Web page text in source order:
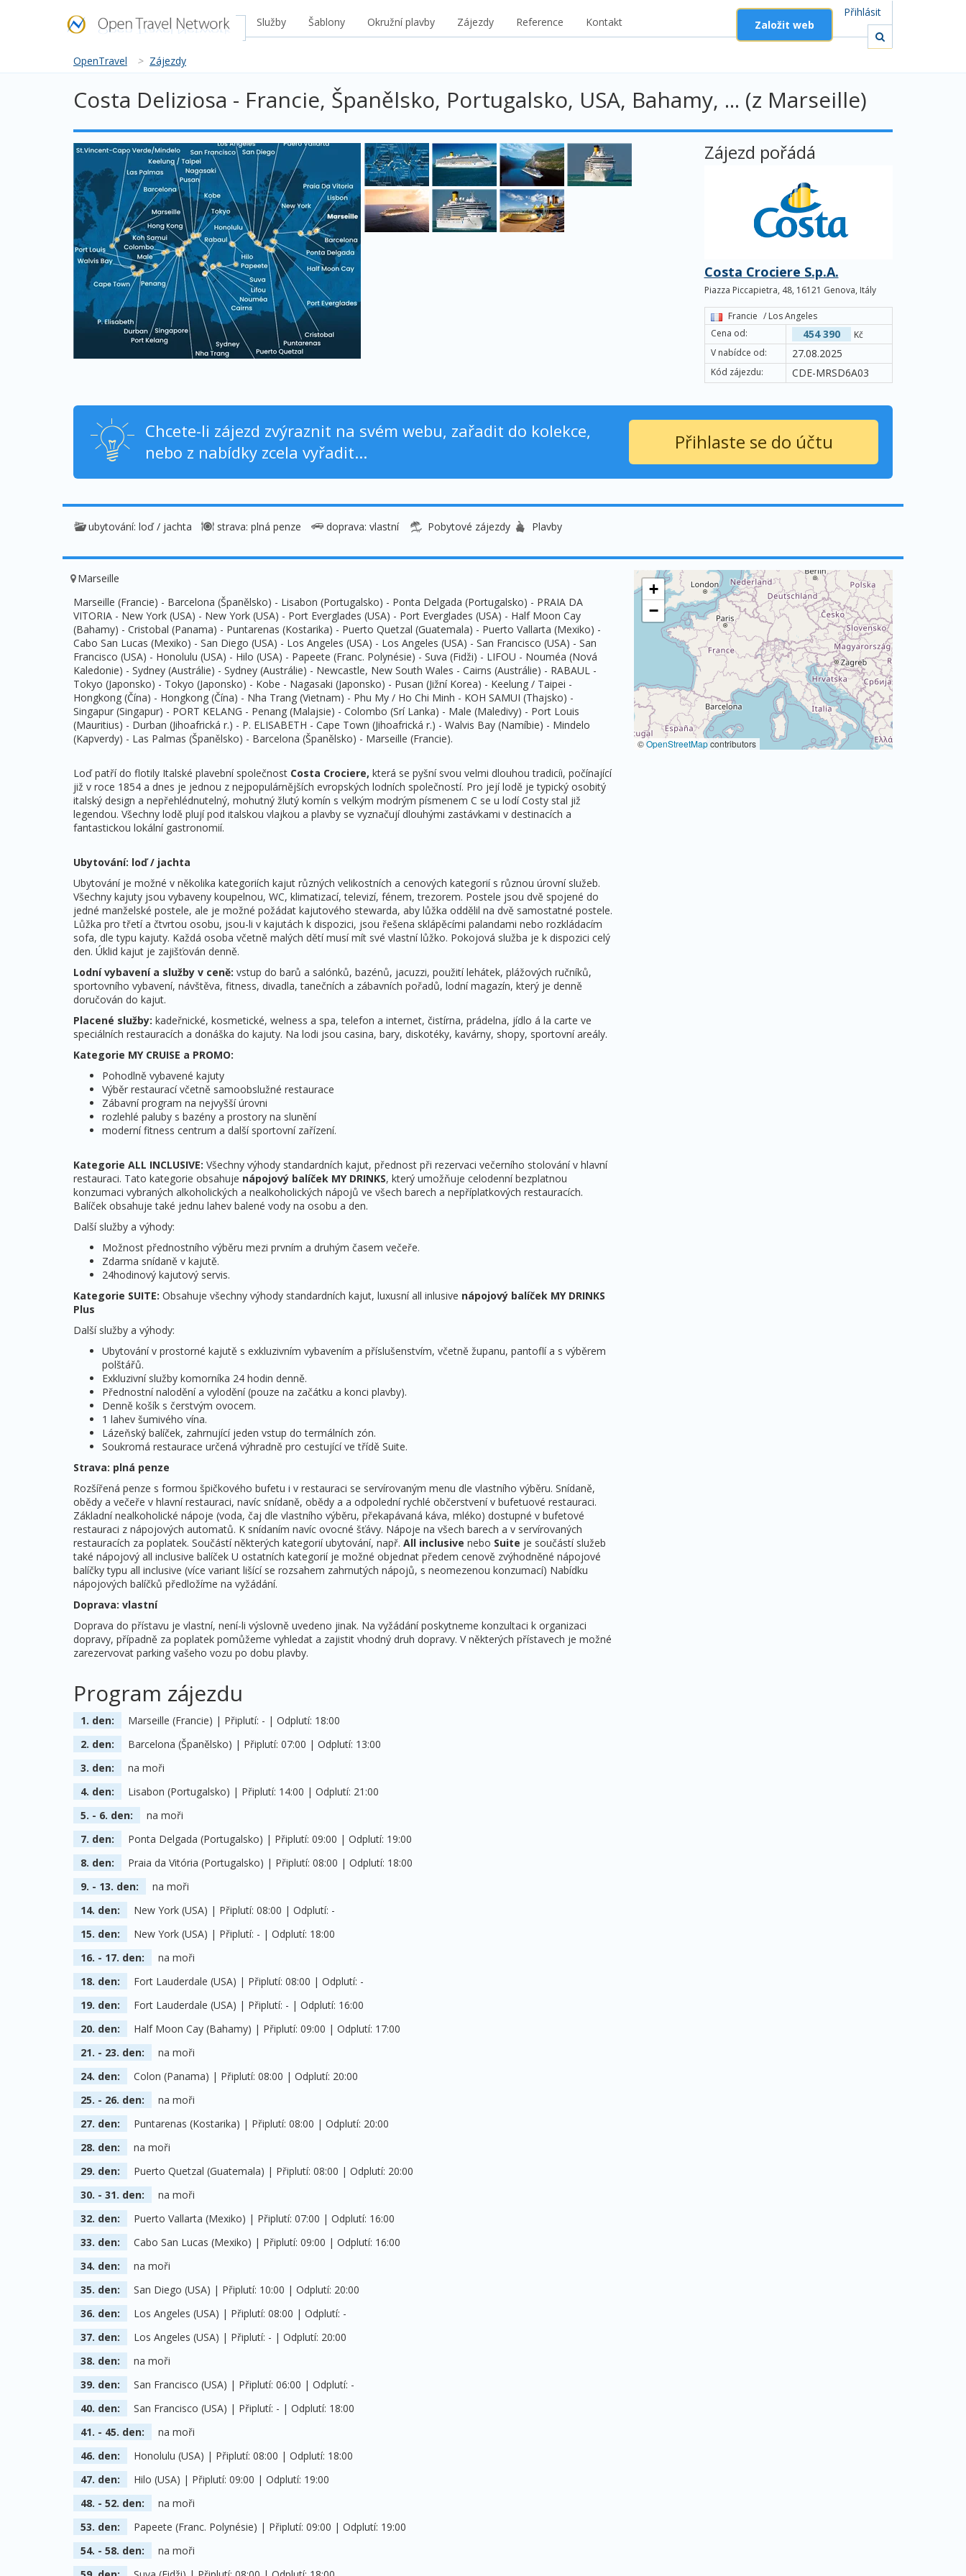
Přihlásit
Založit web
Služby Šablony Okružní plavby Zájezdy Reference Kontakt
OpenTravel > Zájezdy
Costa Deliziosa - Francie, Španělsko, Portugalsko, USA, Bahamy, ... (z Marseille)
Zájezd pořádá
Costa Crociere S.p.A.
Piazza Piccapietra, 48, 16121 Genova, Itály
Francie / Los Angeles
Cena od:
454 390 Kč
V nabídce od: 27.08.2025
Kód zájezdu: CDE-MRSD6A03
Chcete-li zájezd zvýraznit na svém webu, zařadit do kolekce,
nebo z nabídky zcela vyřadit...
Přihlaste se do účtu
ubytování: loď / jachta strava: plná penze doprava: vlastní Pobytové zájezdy Plavby
+
−
©OpenStreetMapcontributors
Marseille
Marseille (Francie) - Barcelona (Španělsko) - Lisabon (Portugalsko) - Ponta Delgada (Portugalsko) - PRAIA DA
VITORIA - New York (USA) - New York (USA) - Port Everglades (USA) - Port Everglades (USA) - Half Moon Cay
(Bahamy) - Cristobal (Panama) - Puntarenas (Kostarika) - Puerto Quetzal (Guatemala) - Puerto Vallarta (Mexiko) -
Cabo San Lucas (Mexiko) - San Diego (USA) - Los Angeles (USA) - Los Angeles (USA) - San Francisco (USA) - San
Francisco (USA) - Honolulu (USA) - Hilo (USA) - Papeete (Franc. Polynésie) - Suva (Fidži) - LIFOU - Nouméa (Nová
Kaledonie) - Sydney (Austrálie) - Sydney (Austrálie) - Newcastle, New South Wales - Cairns (Austrálie) - RABAUL -
Tokyo (Japonsko) - Tokyo (Japonsko) - Kobe - Nagasaki (Japonsko) - Pusan (Jižní Korea) - Keelung / Taipei -
Hongkong (Čína) - Hongkong (Čína) - Nha Trang (Vietnam) - Phu My / Ho Chi Minh - KOH SAMUI (Thajsko) -
Singapur (Singapur) - PORT KELANG - Penang (Malajsie) - Colombo (Srí Lanka) - Male (Maledivy) - Port Louis
(Mauritius) - Durban (Jihoafrická r.) - P. ELISABETH - Cape Town (Jihoafrická r.) - Walvis Bay (Namíbie) - Mindelo
(Kapverdy) - Las Palmas (Španělsko) - Barcelona (Španělsko) - Marseille (Francie).
Loď patří do flotily Italské plavební společnost Costa Crociere, která se pyšní svou velmi dlouhou tradicíi, počínající
již v roce 1854 a dnes je jednou z nejpopulárnějších evropských lodních společností. Pro její lodě je typický osobitý
italský design a nepřehlédnutelný, mohutný žlutý komín s velkým modrým písmenem C se u lodí Costy stal již
legendou. Všechny lodě plují pod italskou vlajkou a plavby se vyznačují dlouhými zastávkami v destinacích a
fantastickou lokální gastronomií.
Ubytování: loď / jachta
Ubytování je možné v několika kategoriích kajut různých velikostních a cenových kategorií s různou úrovní služeb.
Všechny kajuty jsou vybaveny koupelnou, WC, klimatizací, televizí, fénem, trezorem. Postele jsou dvě spojené do
jedné manželské postele, ale je možné požádat kajutového stewarda, aby lůžka oddělil na dvě samostatné postele.
Lůžka pro třetí a čtvrtou osobu, jsou-li v kajutách k dispozici, jsou řešena sklápěcími palandami nebo rozkládacím
sofa, dle typu kajuty. Každá osoba včetně malých dětí musí mít své vlastní lůžko. Pokojová služba je k dispozici celý
den. Úklid kajut je zajišťován denně.
Lodní vybavení a služby v ceně: vstup do barů a salónků, bazénů, jacuzzi, použití lehátek, plážových ručníků,
sportovního vybavení, návštěva, fitness, divadla, tanečních a zábavních pořadů, lodní magazín, který je denně
doručován do kajut.
Placené služby: kadeřnické, kosmetické, welness a spa, telefon a internet, čistírna, prádelna, jídlo á la carte ve
speciálních restauracích a donáška do kajuty. Na lodi jsou casina, bary, diskotéky, kavárny, shopy, sportovní areály.
Kategorie MY CRUISE a PROMO:
Pohodlně vybavené kajuty
Výběr restaurací včetně samoobslužné restaurace
Zábavní program na nejvyšší úrovni
rozlehlé paluby s bazény a prostory na slunění
moderní fitness centrum a další sportovní zařízení.
Kategorie ALL INCLUSIVE: Všechny výhody standardních kajut, přednost při rezervaci večerního stolování v hlavní
restauraci. Tato kategorie obsahuje nápojový balíček MY DRINKS, který umožňuje celodenní bezplatnou
konzumaci vybraných alkoholických a nealkoholických nápojů ve všech barech a nepříplatkových restauracích.
Balíček obsahuje také jednu lahev balené vody na osobu a den.
Další služby a výhody:
Možnost přednostního výběru mezi prvním a druhým časem večeře.
Zdarma snídaně v kajutě.
24hodinový kajutový servis.
Kategorie SUITE: Obsahuje všechny výhody standardních kajut, luxusní all inlusive nápojový balíček MY DRINKS
Plus
Další služby a výhody:
Ubytování v prostorné kajutě s exkluzivním vybavením a příslušenstvím, včetně županu, pantoflí a s výběrem
polštářů.
Exkluzivní služby komorníka 24 hodin denně.
Přednostní nalodění a vylodění (pouze na začátku a konci plavby).
Denně košík s čerstvým ovocem.
1 lahev šumivého vína.
Lázeňský balíček, zahrnující jeden vstup do termálních zón.
Soukromá restaurace určená výhradně pro cestující ve třídě Suite.
Strava: plná penze
Rozšířená penze s formou špičkového bufetu i v restauraci se servírovaným menu dle vlastního výběru. Snídaně,
obědy a večeře v hlavní restauraci, navíc snídaně, obědy a a odpolední rychlé občerstvení v bufetuové restauraci.
Základní nealkoholické nápoje (voda, čaj dle vlastního výběru, překapávaná káva, mléko) dostupné v bufetové
restauraci z nápojových automatů. K snídaním navíc ovocné šťávy. Nápoje na všech barech a v servírovaných
restauracích za poplatek. Součástí některých kategorií ubytování, např. All inclusive nebo Suite je součástí služeb
také nápojový all inclusive balíček U ostatních kategorií je možné objednat předem cenově zvýhodněné nápojové
balíčky typu all inclusive (více variant lišící se rozsahem zahrnutých nápojů, s neomezenou konzumací) Nabídku
nápojových balíčků předložíme na vyžádání.
Doprava: vlastní
Doprava do přístavu je vlastní, není-li výslovně uvedeno jinak. Na vyžádání poskytneme konzultaci k organizaci
dopravy, případně za poplatek pomůžeme vyhledat a zajistit vhodný druh dopravy. V některých přístavech je možné
zarezervovat parking vašeho vozu po dobu plavby.
Program zájezdu
1. den:
Marseille (Francie) | Připlutí: - | Odplutí: 18:00
2. den:
Barcelona (Španělsko) | Připlutí: 07:00 | Odplutí: 13:00
3. den:
na moři
4. den:
Lisabon (Portugalsko) | Připlutí: 14:00 | Odplutí: 21:00
5. - 6. den:
na moři
7. den:
Ponta Delgada (Portugalsko) | Připlutí: 09:00 | Odplutí: 19:00
8. den:
Praia da Vitória (Portugalsko) | Připlutí: 08:00 | Odplutí: 18:00
9. - 13. den:
na moři
14. den:
New York (USA) | Připlutí: 08:00 | Odplutí: -
15. den:
New York (USA) | Připlutí: - | Odplutí: 18:00
16. - 17. den:
na moři
18. den:
Fort Lauderdale (USA) | Připlutí: 08:00 | Odplutí: -
19. den:
Fort Lauderdale (USA) | Připlutí: - | Odplutí: 16:00
20. den:
Half Moon Cay (Bahamy) | Připlutí: 09:00 | Odplutí: 17:00
21. - 23. den:
na moři
24. den:
Colon (Panama) | Připlutí: 08:00 | Odplutí: 20:00
25. - 26. den:
na moři
27. den:
Puntarenas (Kostarika) | Připlutí: 08:00 | Odplutí: 20:00
28. den:
na moři
29. den:
Puerto Quetzal (Guatemala) | Připlutí: 08:00 | Odplutí: 20:00
30. - 31. den:
na moři
32. den:
Puerto Vallarta (Mexiko) | Připlutí: 07:00 | Odplutí: 16:00
33. den:
Cabo San Lucas (Mexiko) | Připlutí: 09:00 | Odplutí: 16:00
34. den:
na moři
35. den:
San Diego (USA) | Připlutí: 10:00 | Odplutí: 20:00
36. den:
Los Angeles (USA) | Připlutí: 08:00 | Odplutí: -
37. den:
Los Angeles (USA) | Připlutí: - | Odplutí: 20:00
38. den:
na moři
39. den:
San Francisco (USA) | Připlutí: 06:00 | Odplutí: -
40. den:
San Francisco (USA) | Připlutí: - | Odplutí: 18:00
41. - 45. den:
na moři
46. den:
Honolulu (USA) | Připlutí: 08:00 | Odplutí: 18:00
47. den:
Hilo (USA) | Připlutí: 09:00 | Odplutí: 19:00
48. - 52. den:
na moři
53. den:
Papeete (Franc. Polynésie) | Připlutí: 09:00 | Odplutí: 19:00
54. - 58. den:
na moři